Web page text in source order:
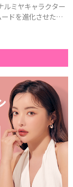
ルミヤキャラクター
ドを進化させた新